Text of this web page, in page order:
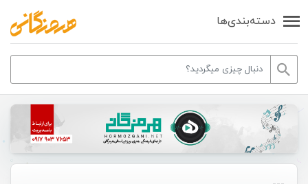
دسته‌بندی‌ها